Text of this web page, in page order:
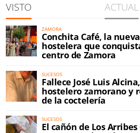
VISTO ACTUAL
ZAMORA
Conchita Café, la
hostelera que
centro de Zamora
SUCESOS
Fallece José Luis
hostelero zamorano y
de la coctelería
SUCESOS
El cañón de Los